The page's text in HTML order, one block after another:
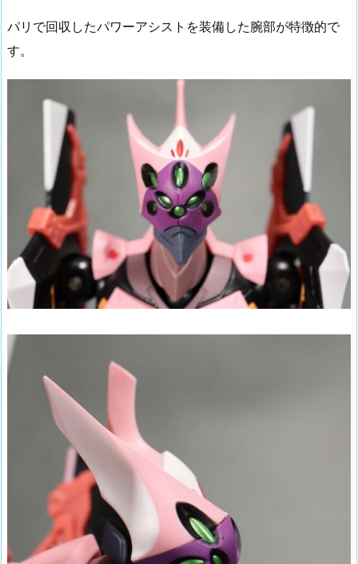
パリで回収したパワーアシストを装備した腕部が特徴的で
す。